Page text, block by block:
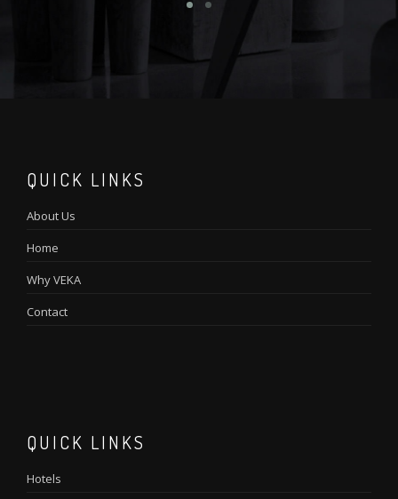
QUICK LINKS
About Us
Home
Why VEKA
Contact
QUICK LINKS
Hotels